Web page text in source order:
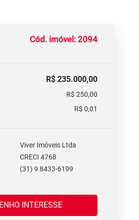
Cód. imóvel: 2094
R$ 235.000,00
R$ 250,00
R$ 0,01
Viver Imóveis Ltda
CRECI 4768
(31) 9 8433-6199
TENHO INTERESSE